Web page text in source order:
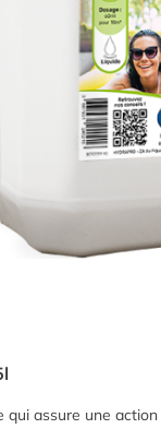
qui assure une